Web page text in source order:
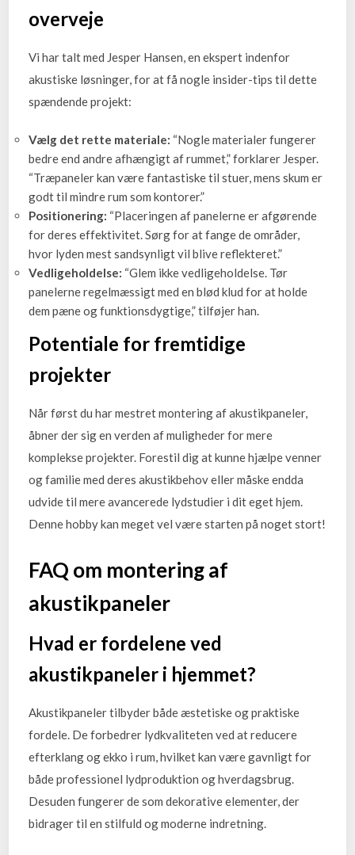
overveje
Vi har talt med Jesper Hansen, en ekspert indenfor
akustiske løsninger, for at få nogle insider-tips til dette
spændende projekt:
Vælg det rette materiale: “Nogle materialer fungerer
bedre end andre afhængigt af rummet,” forklarer Jesper.
“Træpaneler kan være fantastiske til stuer, mens skum er
godt til mindre rum som kontorer.”
Positionering: “Placeringen af panelerne er afgørende
for deres effektivitet. Sørg for at fange de områder,
hvor lyden mest sandsynligt vil blive reflekteret.”
Vedligeholdelse: “Glem ikke vedligeholdelse. Tør
panelerne regelmæssigt med en blød klud for at holde
dem pæne og funktionsdygtige,” tilføjer han.
Potentiale for fremtidige
projekter
Når først du har mestret montering af akustikpaneler,
åbner der sig en verden af muligheder for mere
komplekse projekter. Forestil dig at kunne hjælpe venner
og familie med deres akustikbehov eller måske endda
udvide til mere avancerede lydstudier i dit eget hjem.
Denne hobby kan meget vel være starten på noget stort!
FAQ om montering af
akustikpaneler
Hvad er fordelene ved
akustikpaneler i hjemmet?
Akustikpaneler tilbyder både æstetiske og praktiske
fordele. De forbedrer lydkvaliteten ved at reducere
efterklang og ekko i rum, hvilket kan være gavnligt for
både professionel lydproduktion og hverdagsbrug.
Desuden fungerer de som dekorative elementer, der
bidrager til en stilfuld og moderne indretning.